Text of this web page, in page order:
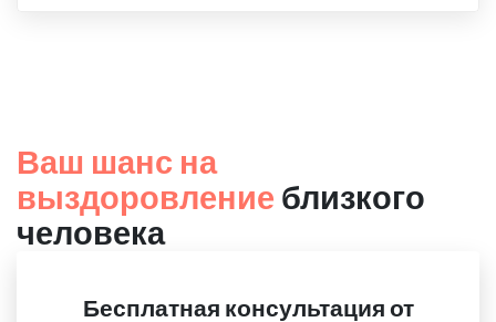
Ваш шанс на
выздоровление близкого
человека
Бесплатная консультация от